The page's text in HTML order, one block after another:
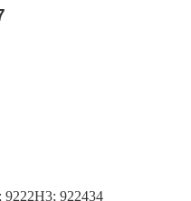
9222H3; 922434